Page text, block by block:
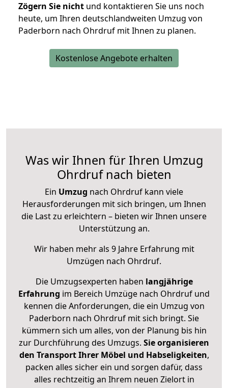
Zögern Sie nicht und kontaktieren Sie uns noch
heute, um Ihren deutschlandweiten Umzug von
Paderborn nach Ohrdruf mit Ihnen zu planen.
Kostenlose Angebote erhalten
Was wir Ihnen für Ihren Umzug
Ohrdruf nach bieten
Ein Umzug nach Ohrdruf kann viele
Herausforderungen mit sich bringen, um Ihnen
die Last zu erleichtern – bieten wir Ihnen unsere
Unterstützung an.
Wir haben mehr als 9 Jahre Erfahrung mit
Umzügen nach Ohrdruf.
Die Umzugsexperten haben langjährige
Erfahrung im Bereich Umzüge nach Ohrdruf und
kennen die Anforderungen, die ein Umzug von
Paderborn nach Ohrdruf mit sich bringt. Sie
kümmern sich um alles, von der Planung bis hin
zur Durchführung des Umzugs. Sie organisieren
den Transport Ihrer Möbel und Habseligkeiten,
packen alles sicher ein und sorgen dafür, dass
alles rechtzeitig an Ihrem neuen Zielort in